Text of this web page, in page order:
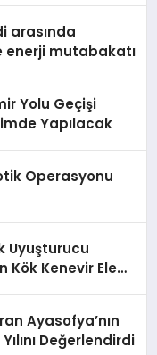
arasında
enerji mutabakatı
Yolu Geçişi
Yapılacak
Operasyonu
Uyuşturucu
Kök Kenevir Ele
Ayasofya’nın
Değerlendirdi